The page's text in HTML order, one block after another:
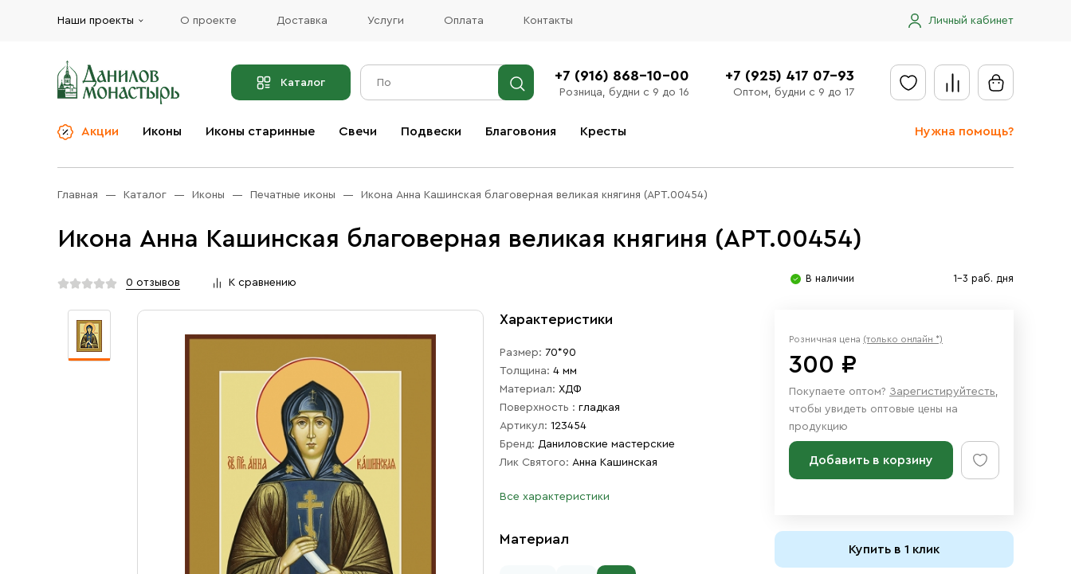
Наши проекты О проекте Доставка Услуги Оплата Контакты Личный кабинет
Каталог +7 (916) 868-10-00
Розница, будни с 9 до 16
+7 (925) 417 07-93
Оптом, будни с 9 до 17
Акции Иконы Иконы старинные Свечи Подвески Благовония Кресты Нужна помощь?
Отправить заявку
Церковная утварь
Иконы
Бренды
Услуги
Главная Каталог Иконы Печатные иконы Икона Анна Кашинская благоверная великая княгиня (АРТ.00454)
Икона Анна Кашинская благоверная великая княгиня (АРТ.00454)
0 отзывов К сравнению В наличии 1-3 раб. дня
Характеристики
Размер: 70*90
Толщина: 4 мм
Материал: ХДФ
Поверхность : гладкая
Артикул: 123454
Бренд: Даниловские мастерские
Лик Святого: Анна Кашинская
Все характеристики
Материал
Розничная цена (только онлайн *)
300 ₽
Покупаете оптом? Зарегистируйтесть,
чтобы увидеть оптовые цены на
продукцию
Добавить в корзину
Купить в 1 клик